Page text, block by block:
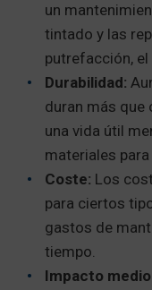
un
tintado y las
putrefacción,
Durabilidad:
duran más que
una vida útil
materiales
Coste: Los
para ciertos
gastos de
tiempo.
Impacto